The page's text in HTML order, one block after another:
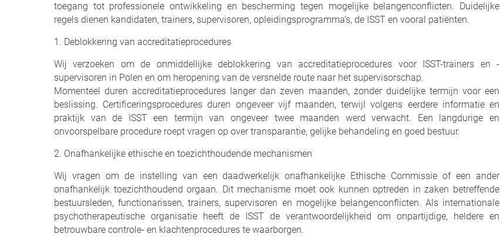
toegang tot professionele ontwikkeling en bescherming tegen mogelijke belangenconflicten. Duidelijke
regels dienen kandidaten, trainers, supervisoren, opleidingsprogramma’s, de ISST en vooral patiënten.
1. Deblokkering van accreditatieprocedures
Wij verzoeken om de onmiddellijke deblokkering van accreditatieprocedures voor ISST-trainers en -
supervisoren in Polen en om heropening van de versnelde route naar het supervisorschap.
Momenteel duren accreditatieprocedures langer dan zeven maanden, zonder duidelijke termijn voor een
beslissing. Certificeringsprocedures duren ongeveer vijf maanden, terwijl volgens eerdere informatie en
praktijk van de ISST een termijn van ongeveer twee maanden werd verwacht. Een langdurige en
onvoorspelbare procedure roept vragen op over transparantie, gelijke behandeling en goed bestuur.
2. Onafhankelijke ethische en toezichthoudende mechanismen
Wij vragen om de instelling van een daadwerkelijk onafhankelijke Ethische Commissie of een ander
onafhankelijk toezichthoudend orgaan. Dit mechanisme moet ook kunnen optreden in zaken betreffende
bestuursleden, functionarissen, trainers, supervisoren en mogelijke belangenconflicten. Als internationale
psychotherapeutische organisatie heeft de ISST de verantwoordelijkheid om onpartijdige, heldere en
betrouwbare controle- en klachtenprocedures te waarborgen.